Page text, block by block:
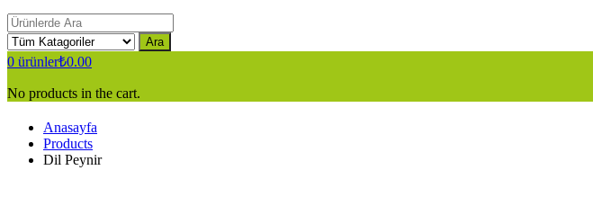
Ara
0 ürünler₺0.00
No products in the cart.
Anasayfa
Products
Dil Peynir